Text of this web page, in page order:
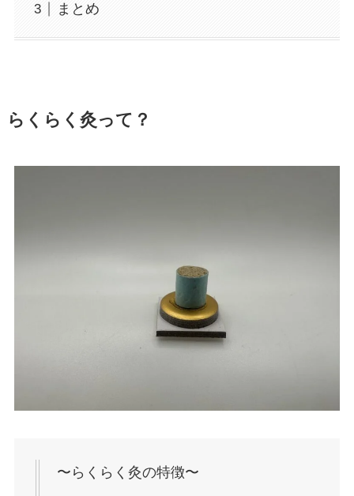
まとめ
らくらく灸って？
〜らくらく灸の特徴〜